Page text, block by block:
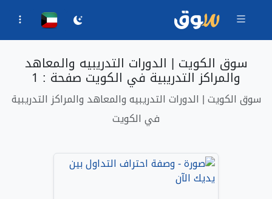
سوق الكويت | الدورات التدريبيه والمعاهد
والمراكز التدريبية في الكويت صفحة : 1
سوق الكويت | الدورات التدريبيه والمعاهد والمراكز التدريبية
في الكويت